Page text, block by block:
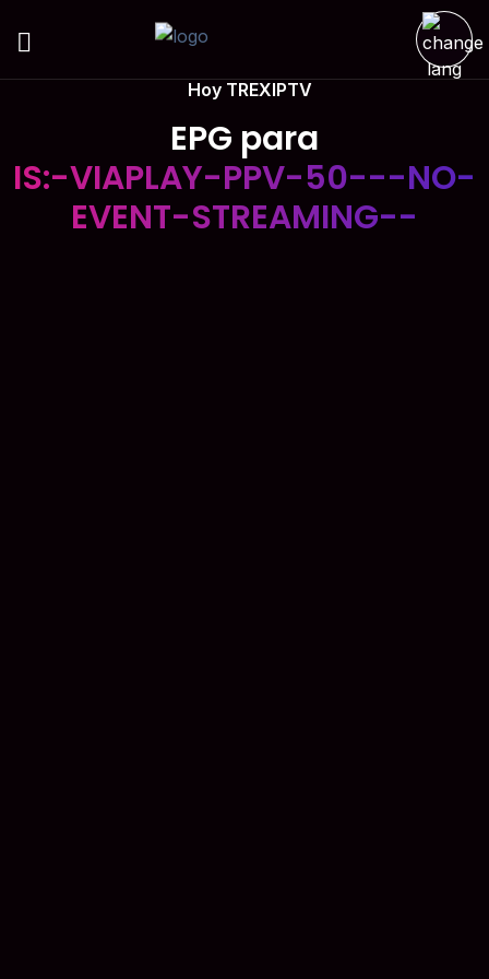
Hoy TREXIPTV
EPG para
IS:-VIAPLAY-PPV-50---NO-
EVENT-STREAMING--